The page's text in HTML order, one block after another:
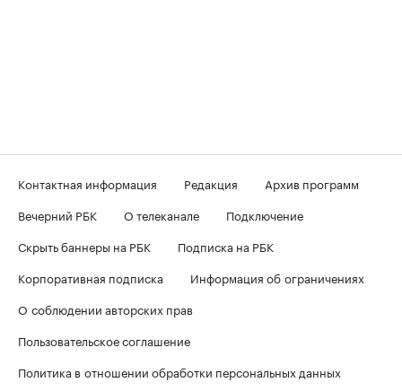
Контактная информация Редакция
Архив программ
Вечерний РБК
О телеканале
Подключение
Скрыть баннеры на РБК
Подписка на РБК
Корпоративная подписка
Информация об ограничениях
О соблюдении авторских прав
Пользовательское соглашение
Политика в отношении обработки персональных данных